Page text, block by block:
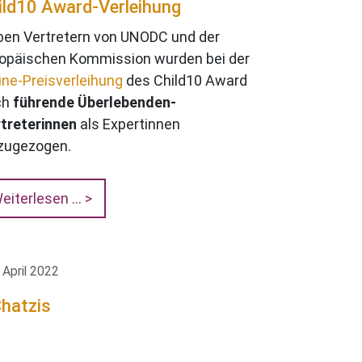
Award-Verleihung
Vertretern von UNODC und der
Kommission wurden bei der
Preisverleihung des Child10 Award
führende Überlebenden-
als Expertinnen
…
2022